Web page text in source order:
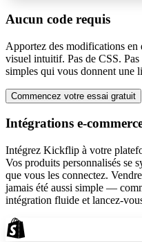
Aucun code requis
Apportez des modifications en
visuel intuitif. Pas de CSS.
simples qui vous donnent une
Commencez votre essai gratuit
Intégrations e-
Intégrez Kickflip à votre
Vos produits personnalisés se
que vous les connectez.
jamais été aussi simple —
intégration fluide et lancez-